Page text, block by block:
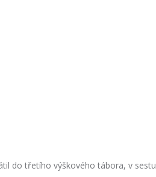
do třetího výškového tábora, v